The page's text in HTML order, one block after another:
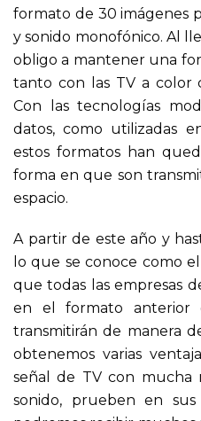
formato de 30 imágenes
y sonido monofónico. Al
obligo a mantener una
tanto con las TV a color
Con las tecnologías
datos, como utilizadas
estos formatos han
forma en que son
espacio.
A partir de este año y
lo que se conoce como
que todas las empresas
en el formato anterior
transmitirán de manera
obtenemos varias
señal de TV con mucha
sonido, prueben en